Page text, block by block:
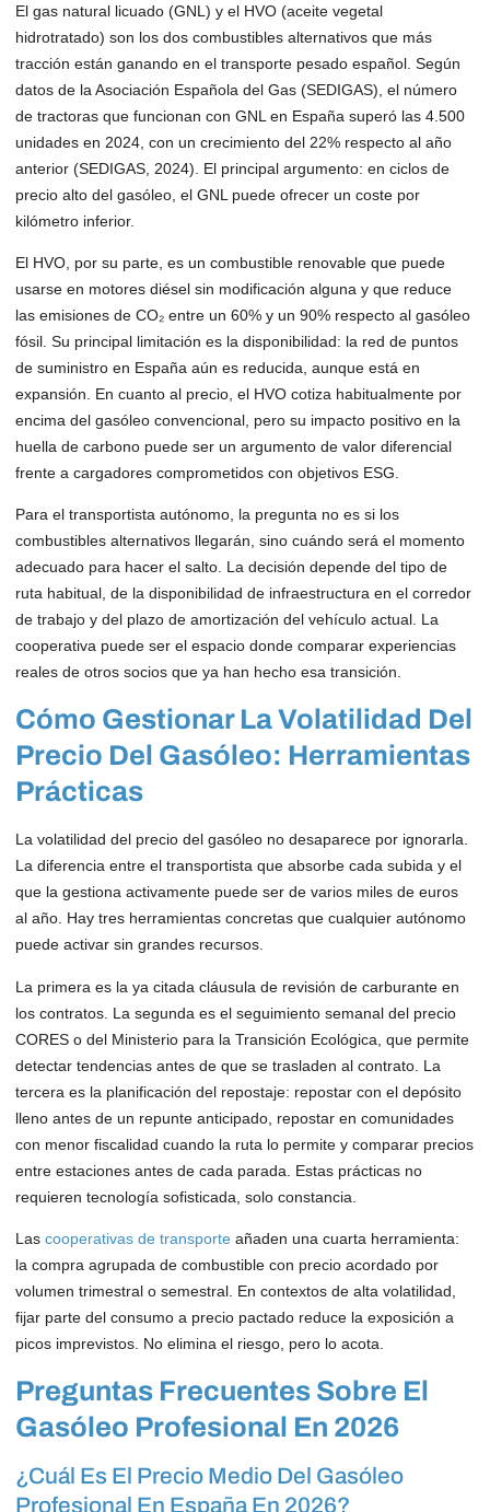
El gas natural licuado (GNL) y el HVO (aceite vegetal
hidrotratado) son los dos combustibles alternativos que más
tracción están ganando en el transporte pesado español. Según
datos de la Asociación Española del Gas (SEDIGAS), el número
de tractoras que funcionan con GNL en España superó las 4.500
unidades en 2024, con un crecimiento del 22% respecto al año
anterior (SEDIGAS, 2024). El principal argumento: en ciclos de
precio alto del gasóleo, el GNL puede ofrecer un coste por
kilómetro inferior.
El HVO, por su parte, es un combustible renovable que puede
usarse en motores diésel sin modificación alguna y que reduce
las emisiones de CO₂ entre un 60% y un 90% respecto al gasóleo
fósil. Su principal limitación es la disponibilidad: la red de puntos
de suministro en España aún es reducida, aunque está en
expansión. En cuanto al precio, el HVO cotiza habitualmente por
encima del gasóleo convencional, pero su impacto positivo en la
huella de carbono puede ser un argumento de valor diferencial
frente a cargadores comprometidos con objetivos ESG.
Para el transportista autónomo, la pregunta no es si los
combustibles alternativos llegarán, sino cuándo será el momento
adecuado para hacer el salto. La decisión depende del tipo de
ruta habitual, de la disponibilidad de infraestructura en el corredor
de trabajo y del plazo de amortización del vehículo actual. La
cooperativa puede ser el espacio donde comparar experiencias
reales de otros socios que ya han hecho esa transición.
Cómo Gestionar La Volatilidad Del
Precio Del Gasóleo: Herramientas
Prácticas
La volatilidad del precio del gasóleo no desaparece por ignorarla.
La diferencia entre el transportista que absorbe cada subida y el
que la gestiona activamente puede ser de varios miles de euros
al año. Hay tres herramientas concretas que cualquier autónomo
puede activar sin grandes recursos.
La primera es la ya citada cláusula de revisión de carburante en
los contratos. La segunda es el seguimiento semanal del precio
CORES o del Ministerio para la Transición Ecológica, que permite
detectar tendencias antes de que se trasladen al contrato. La
tercera es la planificación del repostaje: repostar con el depósito
lleno antes de un repunte anticipado, repostar en comunidades
con menor fiscalidad cuando la ruta lo permite y comparar precios
entre estaciones antes de cada parada. Estas prácticas no
requieren tecnología sofisticada, solo constancia.
Lascooperativas de transporte añaden una cuarta herramienta:
la compra agrupada de combustible con precio acordado por
volumen trimestral o semestral. En contextos de alta volatilidad,
fijar parte del consumo a precio pactado reduce la exposición a
picos imprevistos. No elimina el riesgo, pero lo acota.
Preguntas Frecuentes Sobre El
Gasóleo Profesional En 2026
¿Cuál Es El Precio Medio Del Gasóleo
Profesional En España En 2026?